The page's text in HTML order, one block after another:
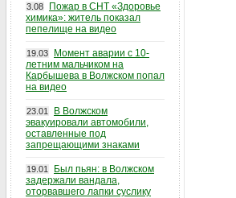
3.08
Пожар в СНТ «Здоровье
химика»: житель показал
пепелище на видео
19.03
Момент аварии с 10-
летним мальчиком на
Карбышева в Волжском попал
на видео
23.01
В Волжском
эвакуировали автомобили,
оставленные под
запрещающими знаками
19.01
Был пьян: в Волжском
задержали вандала,
оторвавшего лапки суслику